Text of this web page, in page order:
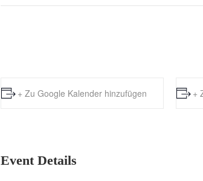
+ Zu Google Kalender hinzufügen +
Event Details